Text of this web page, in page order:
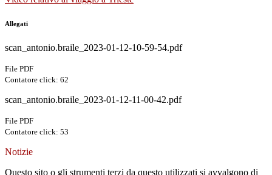
Allegati
scan_antonio.braile_2023-01-12-10-59-54.pdf
File PDF
Contatore click: 62
scan_antonio.braile_2023-01-12-11-00-42.pdf
File PDF
Contatore click: 53
Notizie
Questo sito o gli strumenti terzi da questo utilizzati si avvalgono di